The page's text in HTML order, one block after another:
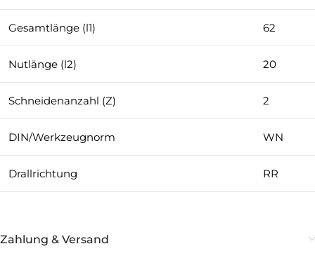
Gesamtlänge (l1) 62
Nutlänge (l2) 20
Schneidenanzahl (Z) 2
DIN/Werkzeugnorm WN
Drallrichtung RR
Zahlung & Versand